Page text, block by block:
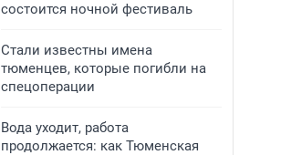
состоится ночной фестиваль
Стали известны имена
тюменцев, которые погибли на
спецоперации
Вода уходит, работа
продолжается: как Тюменская